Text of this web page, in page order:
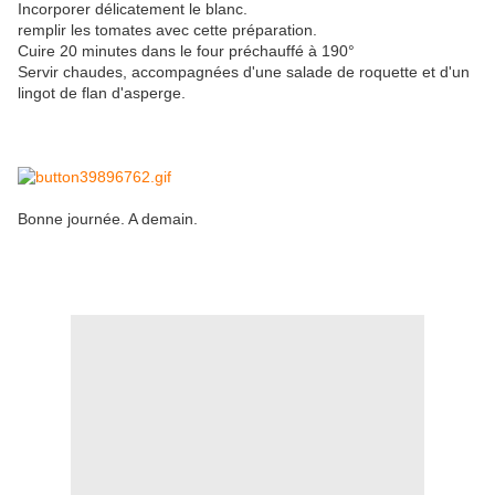
Incorporer délicatement le blanc.
remplir les tomates avec cette préparation.
Cuire 20 minutes dans le four préchauffé à 190°
Servir chaudes, accompagnées d'une salade de roquette et d'un
lingot de flan d'asperge.
Bonne journée. A demain.